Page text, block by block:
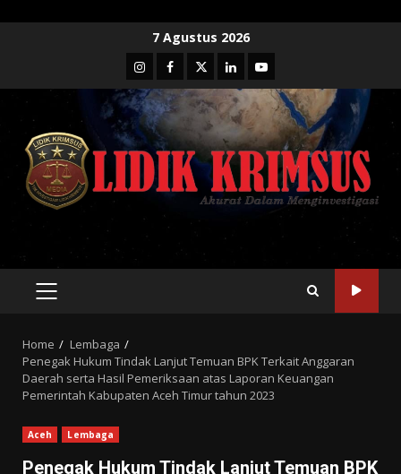
7 Agustus 2026
InstagramFacebook
TwitterLinkedinYoutube
PRIMARY
Home
Lembaga
Penegak Hukum Tindak Lanjut Temuan BPK Terkait Anggaran
Daerah serta Hasil Pemeriksaan atas Laporan Keuangan
Pemerintah Kabupaten Aceh Timur tahun 2023
Aceh Lembaga
Penegak Hukum Tindak Lanjut Temuan BPK